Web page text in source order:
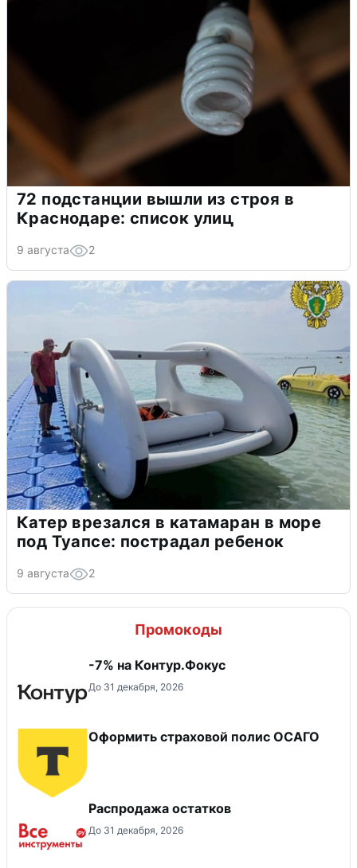
72 подстанции вышли из строя в
Краснодаре: список улиц
9 августа 2
Катер врезался в катамаран в море
под Туапсе: пострадал ребенок
9 августа 2
Промокоды
-7% на Контур.Фокус
До 31 декабря, 2026
Оформить страховой полис ОСАГО
Распродажа остатков
До 31 декабря, 2026